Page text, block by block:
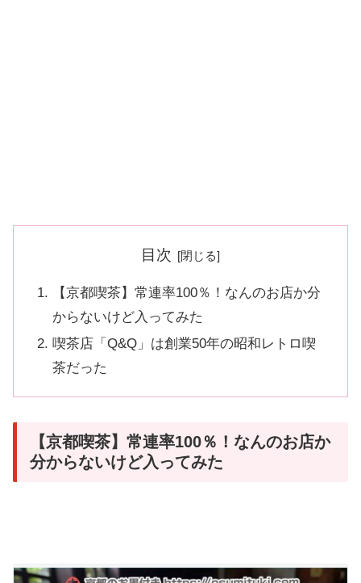
目次
【京都喫茶】常連率100％！なんのお店か分
からないけど入ってみた
喫茶店「Q&Q」は創業50年の昭和レトロ喫
茶だった
【京都喫茶】常連率100％！なんのお店か
分からないけど入ってみた